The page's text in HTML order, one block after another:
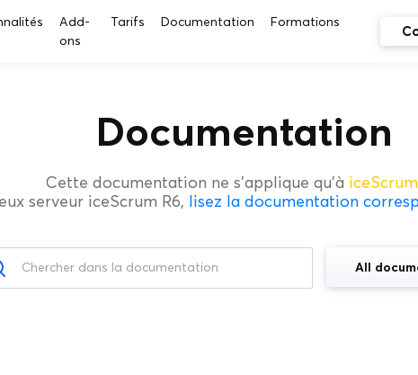
Add-
ons
Tarifs Documentation Formations
Documentation
Cette documentation ne s'applique qu'à
serveur iceScrum R6, lisez la documentation
All